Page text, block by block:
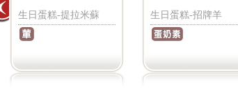
生日蛋糕-提拉米蘇 生日蛋糕-招牌羊